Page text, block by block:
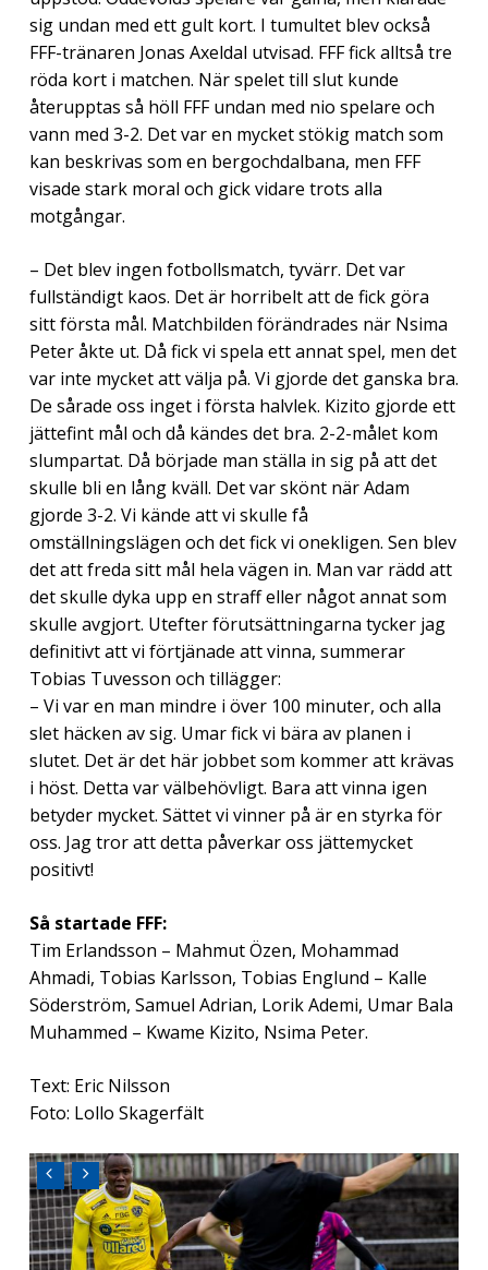
sig undan med ett gult kort. I tumultet blev också
FFF-tränaren Jonas Axeldal utvisad. FFF fick alltså tre
röda kort i matchen. När spelet till slut kunde
återupptas så höll FFF undan med nio spelare och
vann med 3-2. Det var en mycket stökig match som
kan beskrivas som en bergochdalbana, men FFF
visade stark moral och gick vidare trots alla
motgångar.
– Det blev ingen fotbollsmatch, tyvärr. Det var
fullständigt kaos. Det är horribelt att de fick göra
sitt första mål. Matchbilden förändrades när Nsima
Peter åkte ut. Då fick vi spela ett annat spel, men det
var inte mycket att välja på. Vi gjorde det ganska bra.
De sårade oss inget i första halvlek. Kizito gjorde ett
jättefint mål och då kändes det bra. 2-2-målet kom
slumpartat. Då började man ställa in sig på att det
skulle bli en lång kväll. Det var skönt när Adam
gjorde 3-2. Vi kände att vi skulle få
omställningslägen och det fick vi onekligen. Sen blev
det att freda sitt mål hela vägen in. Man var rädd att
det skulle dyka upp en straff eller något annat som
skulle avgjort. Utefter förutsättningarna tycker jag
definitivt att vi förtjänade att vinna, summerar
Tobias Tuvesson och tillägger:
– Vi var en man mindre i över 100 minuter, och alla
slet häcken av sig. Umar fick vi bära av planen i
slutet. Det är det här jobbet som kommer att krävas
i höst. Detta var välbehövligt. Bara att vinna igen
betyder mycket. Sättet vi vinner på är en styrka för
oss. Jag tror att detta påverkar oss jättemycket
positivt!
Så startade FFF:
Tim Erlandsson – Mahmut Özen, Mohammad
Ahmadi, Tobias Karlsson, Tobias Englund – Kalle
Söderström, Samuel Adrian, Lorik Ademi, Umar Bala
Muhammed – Kwame Kizito, Nsima Peter.
Text: Eric Nilsson
Foto: Lollo Skagerfält